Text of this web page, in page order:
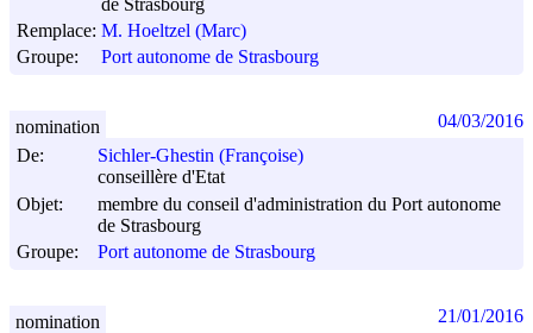
de Strasbourg
Remplace: M. Hoeltzel (Marc)
Groupe:
Port autonome de Strasbourg
De:
Sichler-Ghestin (Françoise)
conseillère d'Etat
Objet:
membre du conseil d'administration du Port autonome
de Strasbourg
Groupe:
Port autonome de Strasbourg
nomination 04/03/2016
nomination 21/01/2016